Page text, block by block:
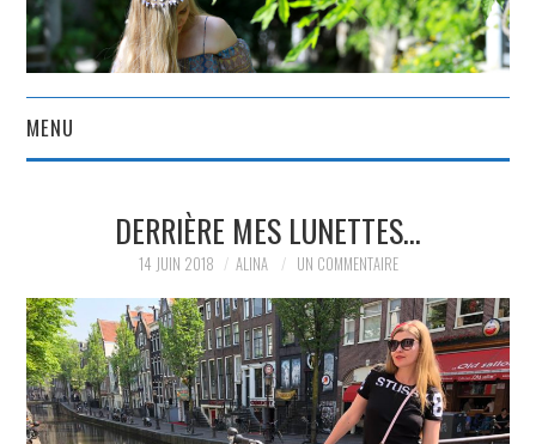
MENU
DANS MON BLOG, JE VEUX
PARTAGER MES
TROUVAILLES ET MES
ENVIES DANS LA MODE, LE
DERRIÈRE MES LUNETTES…
14 JUIN 2018 ALINA UN COMMENTAIRE